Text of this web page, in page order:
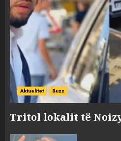
Aktualitet Buzz
Tritol lokalit të